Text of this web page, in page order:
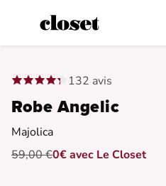
132 avis
Robe Angelic
Majolica
59,00 €0€ avec Le Closet